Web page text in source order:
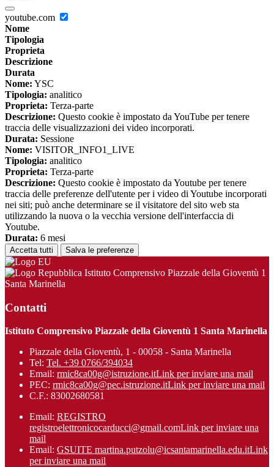
youtube.com
Nome
Tipologia
Proprieta
Descrizione
Durata
Nome: YSC
Tipologia: analitico
Proprieta: Terza-parte
Descrizione: Questo cookie è impostato da YouTube per tenere
traccia delle visualizzazioni dei video incorporati.
Durata: Sessione
Nome: VISITOR_INFO1_LIVE
Tipologia: analitico
Proprieta: Terza-parte
Descrizione: Questo cookie è impostato da Youtube per tenere
traccia delle preferenze dell'utente per i video di Youtube incorporati
nei siti; può anche determinare se il visitatore del sito web sta
utilizzando la nuova o la vecchia versione dell'interfaccia di
Youtube.
Durata: 6 mesi
Accetta tutti Salva le preferenze
Istituto Comprensivo Piazzale della Gioventù 1
Santa Marinella
Contatti
Istituto Comprensivo Piazzale della Gioventù 1 Santa Marinella
Piazzale della Gioventù, 1 - 00058 - Santa Marinella
Tel: Tel. +39 0766/394034
Email: rmic8ca00g@istruzione.itLink per inviare una mail
PEC: rmic8ca00g@pec.istruzione.itLink per inviare una mail
C.F.: 83002680581
Email: REGISTRO
registroelettronicocarducci@gmail.comLink per inviare una
mail
Email: GSUITE martina.putzolu@icsantamarinel​la.edu.itLink
per inviare una mail